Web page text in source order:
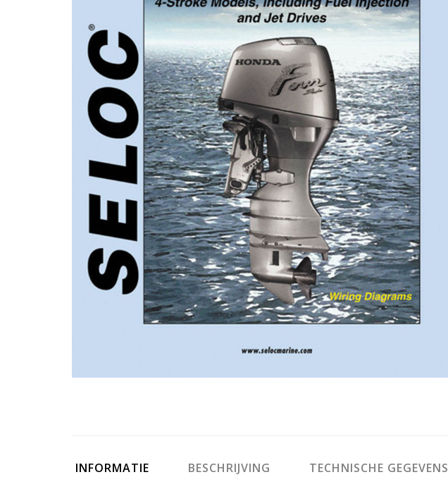
INFORMATIE BESCHRIJVING TECHNISCHE GEGEVENS